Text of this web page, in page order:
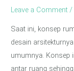
Leave a Comment /
Saat ini, konsep
desain
umumnya. Konsep
antar ruang